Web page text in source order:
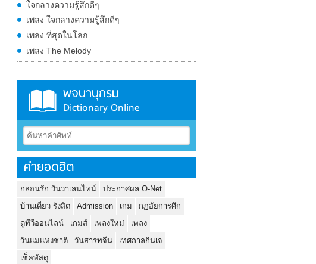
ใจกลางความรู้สึกดีๆ
เพลง ใจกลางความรู้สึกดีๆ
เพลง ที่สุดในโลก
เพลง The Melody
พจนานุกรม
Dictionary Online
คำยอดฮิต
กลอนรัก วันวาเลนไทน์
ประกาศผล O-Net
บ้านเดี่ยว รังสิต
Admission เกม
กฏอัยการศึก
ดูทีวีออนไลน์
เกมส์ เพลงใหม่
เพลง
วันแม่แห่งชาติ
วันสารทจีน
เทศกาลกินเจ
เช็คพัสดุ